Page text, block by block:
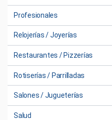
Profesionales
Relojerías / Joyerías
Restaurantes / Pizzerías
Rotiserías / Parrilladas
Salones / Jugueterías
Salud